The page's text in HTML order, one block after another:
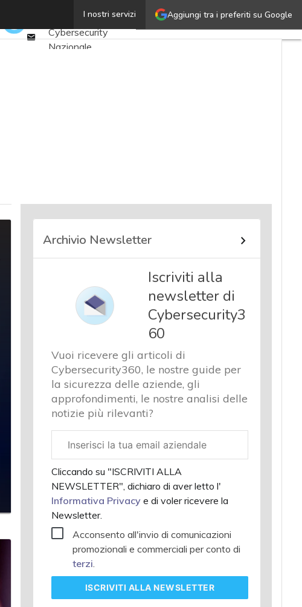
Aggiungi tra i preferiti su Google
I nostri servizi
Email
Ultimi articoli
Cybersecurity
Nazionale
Corsi cybersecurity
Chi siamo
Archivio Newsletter
Iscriviti alla
newsletter di
Cybersecurity3
60
Vuoi ricevere gli articoli di
Cybersecurity360, le nostre guide per
la sicurezza delle aziende, gli
approfondimenti, le nostre analisi delle
notizie più rilevanti?
aziendale
Cliccando su "ISCRIVITI ALLA
NEWSLETTER", dichiaro di aver letto l'
Informativa Privacy e di voler ricevere la
Newsletter.
Acconsento all'invio di comunicazioni
promozionali e commerciali per conto di
terzi.
ISCRIVITI ALLA NEWSLETTER